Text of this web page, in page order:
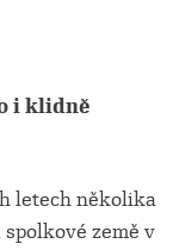
i klidně
letech několika
země v